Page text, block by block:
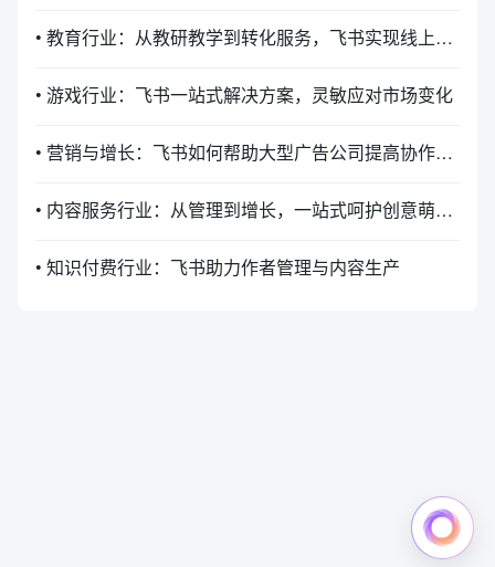
• 教育行业：从教研教学到转化服务，飞书实现线上教育全闭环
• 游戏行业：飞书一站式解决方案，灵敏应对市场变化
• 营销与增长：飞书如何帮助大型广告公司提高协作沟通效率？
• 内容服务行业：从管理到增长，一站式呵护创意萌芽与成长
• 知识付费行业：飞书助力作者管理与内容生产